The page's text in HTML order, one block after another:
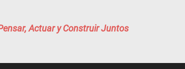
Actuar y Construir Juntos